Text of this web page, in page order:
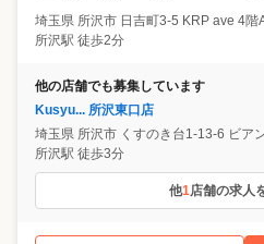
埼玉県 所沢市 日吉町3-5 KRP ave 4階
所沢駅 徒歩2分
他の店舗でも募集しています
Kusyu... 所沢東口店
埼玉県 所沢市 くすのき台1-13-6 ビ
所沢駅 徒歩3分
他1店舗の求人